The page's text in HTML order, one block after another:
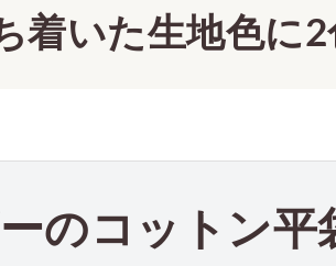
いた生地色に2
のコットン平